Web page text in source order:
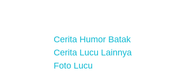
Cerita Humor Batak
Cerita Lucu Lainnya
Foto Lucu